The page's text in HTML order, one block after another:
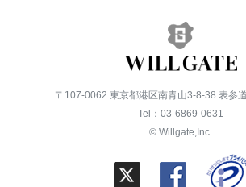
〒107-0062 東京都港区南青山3-8-38 表参
Tel：03-6869-0631
© Willgate,Inc.